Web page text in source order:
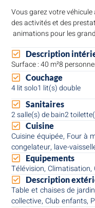
Vous garez votre
des activités et des
animations pour les
Description
Surface : 40 m²8
Couchage
4 lit solo1 lit(s) double
Sanitaires
2 salle(s) de bain2
Cuisine
Cuisine équipée, Four à
congelateur, lave-
Equipements
Télévision,
Description
Table et chaises de
collective, Club enfants,